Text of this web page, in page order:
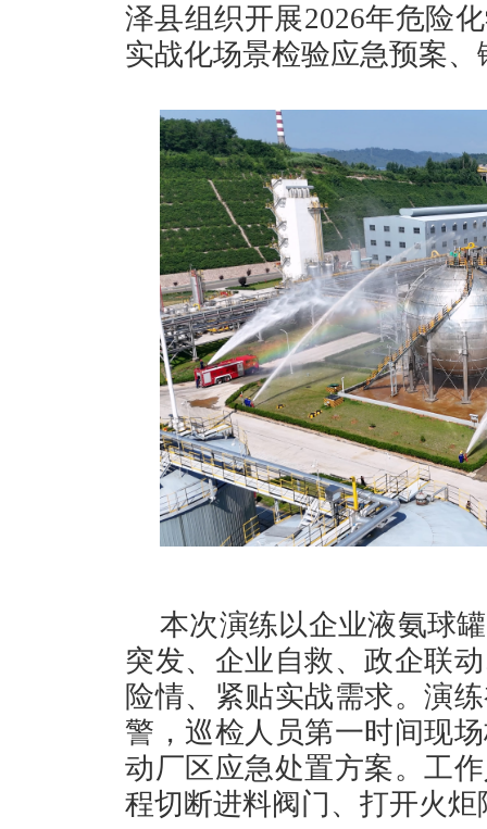
泽县组织开展2026年危险
实战化场景检验应急预案
本次演练以企业液氨球
突发、企业自救、政企联
险情、紧贴实战需求。演
警，巡检人员第一时间现
动厂区应急处置方案。工
程切断进料阀门、打开火